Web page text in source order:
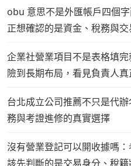
obu 意思不是外匯帳戶四個
正想確認的是資金、稅務與
企業社營業項目不是表格填
險到長期布局，看見負責人
台北成立公司推薦不只是代
務與考證進修的真實選擇
沒有營業登記可以開收據嗎
該先判斷的是交易身分、稅